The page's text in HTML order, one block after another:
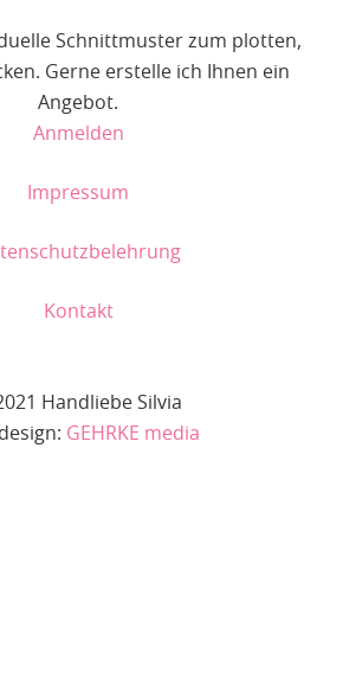
Schnittmuster zum plotten,
Gerne erstelle ich Ihnen ein
Angebot.
Anmelden
Impressum
Kontakt
Handliebe Silvia
GEHRKE media